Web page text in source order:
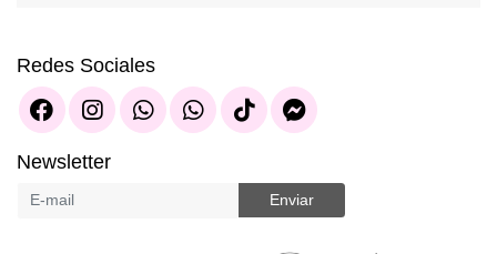
Redes Sociales
Newsletter
Enviar